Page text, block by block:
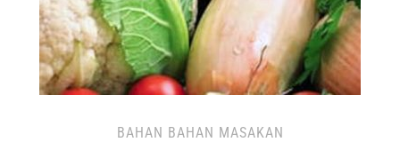
BAHAN BAHAN MASAKAN